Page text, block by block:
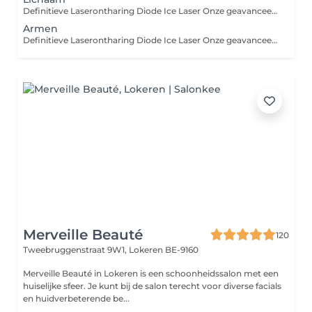
Definitieve Laserontharing Diode Ice Laser Onze geavanceerde Diode Ice Laser biedt een effectieve en vrijwel pijnloze methode om ongewenste haargroei definitief te verminderen. De behandeling is geschikt voor verschillende huidtypes en lichaamszones. Voorbereiding: 2 dagen vóór de behandeling scheren Dit zorgt voor een optimale werking van de laser. Niet harsen, epileren of waxen De haarwortel moet aanwezig zijn voor een effectieve behandeling. Vermijd zon & zelfbruiner Minstens 2 weken voor en na de behandeling. Nazorg: Vermijd blootstelling aan warmte (zoals sauna's en hete douches) gedurende 24-48 uur. Hydrateer de huid en gebruik een zonnecrème met SPF 50 op behandelde zones die blootgesteld worden aan de zon. Wil je meer weten of een afspraak boeken? Neem contact met ons op!
Armen
Definitieve Laserontharing Diode Ice Laser Onze geavanceerde Diode Ice Laser biedt een effectieve en vrijwel pijnloze methode om ongewenste haargroei definitief te verminderen. De behandeling is geschikt voor verschillende huidtypes en lichaamszones. Voorbereiding: 2 dagen vóór de behandeling scheren Dit zorgt voor een optimale werking van de laser. Niet harsen, epileren of waxen De haarwortel moet aanwezig zijn voor een effectieve behandeling. Vermijd zon & zelfbruiner Minstens 2 weken voor en na de behandeling. Nazorg: Vermijd blootstelling aan warmte (zoals sauna's en hete douches) gedurende 24-48 uur. Hydrateer de huid en gebruik een zonnecrème met SPF 50 op behandelde zones die blootgesteld worden aan de zon. Wil je meer weten of een afspraak boeken? Neem contact met ons op!
Merveille Beauté
120
Tweebruggenstraat 9W1, Lokeren BE-9160
Merveille Beauté in Lokeren is een schoonheidssalon met een
huiselijke sfeer. Je kunt bij de salon terecht voor diverse facials
en huidverbeterende be...